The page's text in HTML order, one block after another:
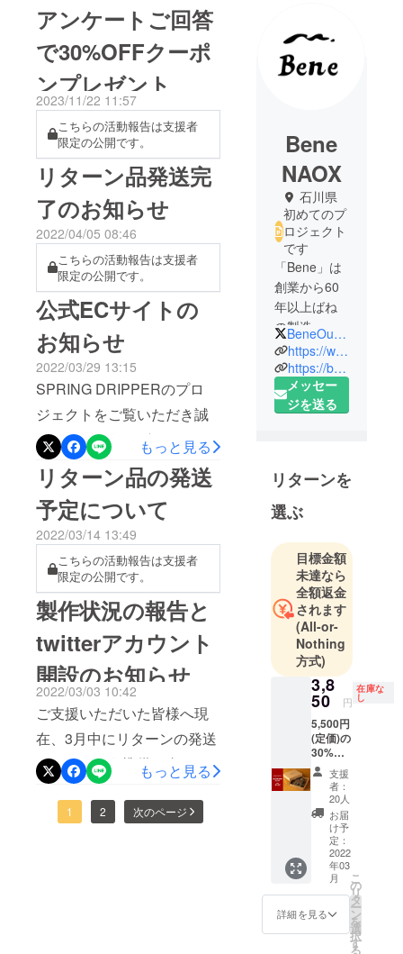
アンケートご回答
で30%OFFクーポ
ンプレゼント
2023/11/22 11:57
こちらの活動報告は支援者
限定の公開です。
リターン品発送完
了のお知らせ
2022/04/05 08:46
こちらの活動報告は支援者
限定の公開です。
公式ECサイトの
お知らせ
2022/03/29 13:15
SPRING DRIPPERのプロ
ジェクトをご覧いただき誠
にありがとうございま
す。 以前より準備しており
ましたECサイトが完成し、
SPRING DRIPPERの一般販
売日が4月11日(月)に決定い
たしました。Bene ECサイ
ト前回購入できなかった方
や、もう一つ追加でほしく
なった方、ご友人やご家族
にプレゼントしたい方な
ど、購入したい方は4月11日
よりECサイトで購入してい
ただけます。また、最新情
報や取扱店で来た際には、
(@BeneOutdoor)にてお知ら
もっと見る
リターン品の発送
予定について
2022/03/14 13:49
こちらの活動報告は支援者
限定の公開です。
製作状況の報告と
twitterアカウント
開設のお知らせ
2022/03/03 10:42
ご支援いただいた皆様へ現
在、3月中にリターンの発送
ができるよう準備を進めて
おります。発送予定日が確
定次第、活動報告にてご報
もっと見る
1 2 次のページ
Bene
NAOX
石川県
初めてのプ
ロジェクト
です
「Bene」は
創業から60
年以上ばね
の製造・販
売、モノづ
くりに携
わってきた
NAOXが立ち
ばね製造の
経験を活か
し、クオリ
ティを追求
したアウト
ドア製品を
生み出して
いきます。
BeneOutdoor
https://www.naox.co.jp/
https://beneoutdoor.base.shop/
メッセー
ジを送る
リターンを
選ぶ
目標金額
未達なら
全額返金
されます
(All-or-
Nothing
方式)
3,8
50 円
在庫な
し
5,500円
(定価)の
30%OF
F ・
SPRIN
DRIPPE
R 1個 ※
オリジ
ナルデ
ザイン
外箱付
属 ※配
送予定
時期：
2022年
支援
者：
20人
お届
け予
定：
2022
年03
月
詳細を見る
こ
の
リ
タ
ー
ン
を
選
択
す
る